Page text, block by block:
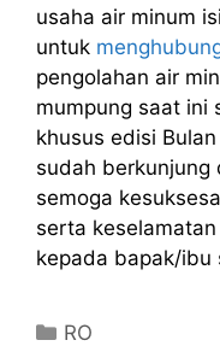
usaha air minum
untuk
pengolahan air
mumpung saat ini
khusus edisi
sudah berkunjung
semoga
serta
kepada bapak/ibu
Kategori
RO